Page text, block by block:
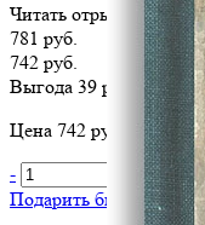
Читать отрывок
781 руб.
742 руб.
Выгода 39 руб.
Цена 742 руб. за 1 шт
-
Подарить библиотеке?